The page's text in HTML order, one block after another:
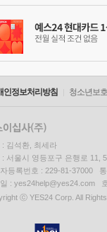
인정보처리방침 청소년보
: 김석환, 최세라
: 서울시 영등포구 은행로 11,
등록번호 : 229-81-37000
: yes24help@yes24.com
ⓒ YES24 Corp. All